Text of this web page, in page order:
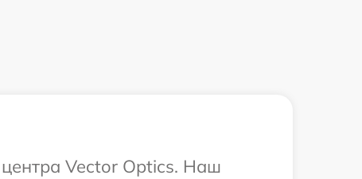
центра Vector Optics. Наш